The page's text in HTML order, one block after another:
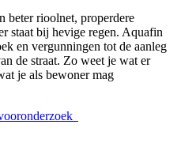
beter rioolnet, properdere
staat bij hevige regen. Aquafin
en vergunningen tot de aanleg
de straat. Zo weet je wat er
je als bewoner mag